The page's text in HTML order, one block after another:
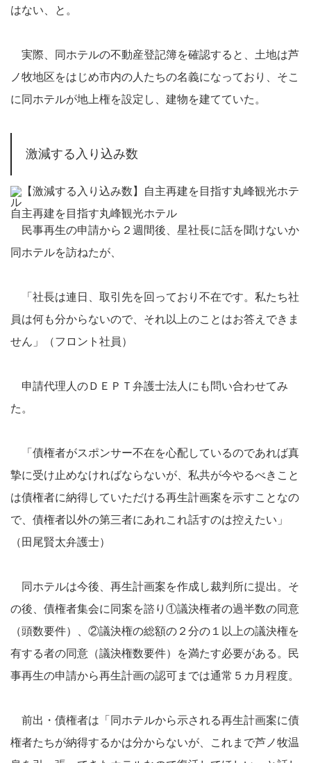
はない、と。
実際、同ホテルの不動産登記簿を確認すると、土地は芦
ノ牧地区をはじめ市内の人たちの名義になっており、そこ
に同ホテルが地上権を設定し、建物を建てていた。
激減する入り込み数
自主再建を目指す丸峰観光ホテル
民事再生の申請から２週間後、星社長に話を聞けないか
同ホテルを訪ねたが、
「社長は連日、取引先を回っており不在です。私たち社
員は何も分からないので、それ以上のことはお答えできま
せん」（フロント社員）
申請代理人のＤＥＰＴ弁護士法人にも問い合わせてみ
た。
「債権者がスポンサー不在を心配しているのであれば真
摯に受け止めなければならないが、私共が今やるべきこと
は債権者に納得していただける再生計画案を示すことなの
で、債権者以外の第三者にあれこれ話すのは控えたい」
（田尾賢太弁護士）
同ホテルは今後、再生計画案を作成し裁判所に提出。そ
の後、債権者集会に同案を諮り①議決権者の過半数の同意
（頭数要件）、②議決権の総額の２分の１以上の議決権を
有する者の同意（議決権数要件）を満たす必要がある。民
事再生の申請から再生計画の認可までは通常５カ月程度。
前出・債権者は「同ホテルから示される再生計画案に債
権者たちが納得するかは分からないが、これまで芦ノ牧温